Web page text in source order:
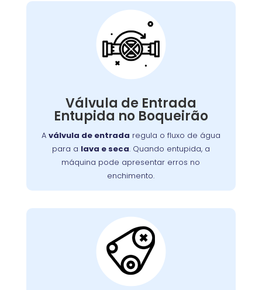
Válvula de Entrada
Entupida no Boqueirão
A válvula de entrada regula o fluxo de água
para a lava e seca. Quando entupida, a
máquina pode apresentar erros no
enchimento.
Válvula de Entrada de
Água Entupida
A válvula de entrada regula o fluxo de água
máquina pode apresentar erros no
enchimento ou não iniciar o ciclo de lavagem.
comuns. Limpeza ou substituição da válvula é
necessária para o fluxo adequado de água.
Correia do Tambor
Desgastada: